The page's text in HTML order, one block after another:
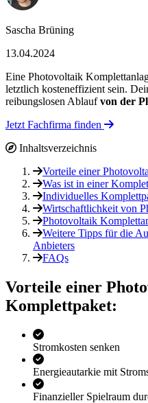
Sascha Brüning
13.04.2024
Eine Photovoltaik
letztlich kosteneffizient sein.
reibungslosen Ablaufvon der
Jetzt Fachfirma finden
Inhaltsverzeichnis
Vorteile einer
Was ist in einer
Individuelles
Wirtschaftlichkeit von
Photovoltaik
Weitere Tipps für die
Anbieters
FAQs
Vorteile einer
Komplettpaket:
Stromkosten senken
Energieautarkie mit
Finanzieller Spielraum